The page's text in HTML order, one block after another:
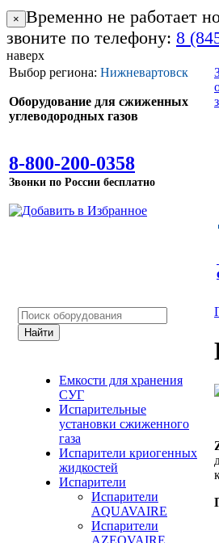
× Временно не работает
звоните по телефону: 8
наверх
Выбор региона: Нижневартовск
Оборудование для сжиженных
углеводородных газов
8-800-200-0358
Звонки по России бесплатно
Емкости для хранения
СУГ
Испарительные
установки сжиженного
газа
Испарители криогенных
жидкостей
Испарители
Испарители
AQUAVAIRE
Испарители
AZEOVAIRE